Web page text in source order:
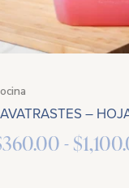
–
360.00-$